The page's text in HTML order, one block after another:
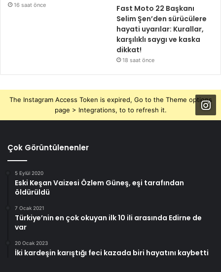
16 saat önce
Fast Moto 22 Başkanı
Selim Şen’den sürücülere
hayati uyarılar: Kurallar,
karşılıklı saygı ve kaska
dikkat!
18 saat önce
The Instagram Access Token is expired, Go to the Theme options
page > Integrations, to to refresh it.
Çok Görüntülenenler
5 Eylül 2020
Eski Keşan Vaizesi Özlem Güneş, eşi tarafından
öldürüldü
7 Ocak 2021
Türkiye’nin en çok okuyan ilk 10 ili arasında Edirne de
var
20 Ocak 2023
İki kardeşin karıştığı feci kazada biri hayatını kaybetti